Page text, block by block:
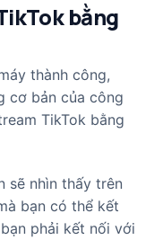
bằng
thành công,
cơ bản của công
TikTok bằng
sẽ nhìn thấy trên
bạn có thể kết
phải kết nối với